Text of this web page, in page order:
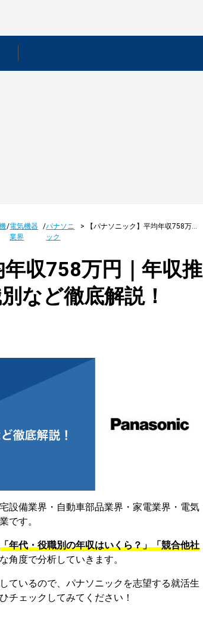
/電気機器
業界
/パナソニ
ック
> 【パナソニック】平均年収758万円｜年収推移・業界・年代・役職別など徹底解説！
年収758万円｜年収推
など徹底解説！
設備業界・自動車部品業界・家電業界・電気
です。
「年代・役職別の年収はいくら？」「競合他社
角度で分析していきます。
ているので、パナソニックを志望する就活生
チェックしてみてください！